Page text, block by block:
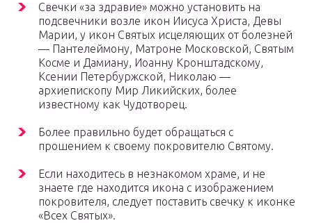
Свечки «за здравие» можно установить на
подсвечники возле икон Иисуса Христа, Девы
Марии, у икон Святых исцеляющих от болезней
— Пантелеймону, Матроне Московской, Святым
Косме и Дамиану, Иоанну Кронштадскому,
Ксении Петербуржской, Николаю —
архиепископу Мир Ликийских, более
известному как Чудотворец.
Более правильно будет обращаться с
прошением к своему покровителю Святому.
Если находитесь в незнакомом храме, и не
знаете где находится икона с изображением
покровителя, следует поставить свечку к иконке
«Всех Святых».